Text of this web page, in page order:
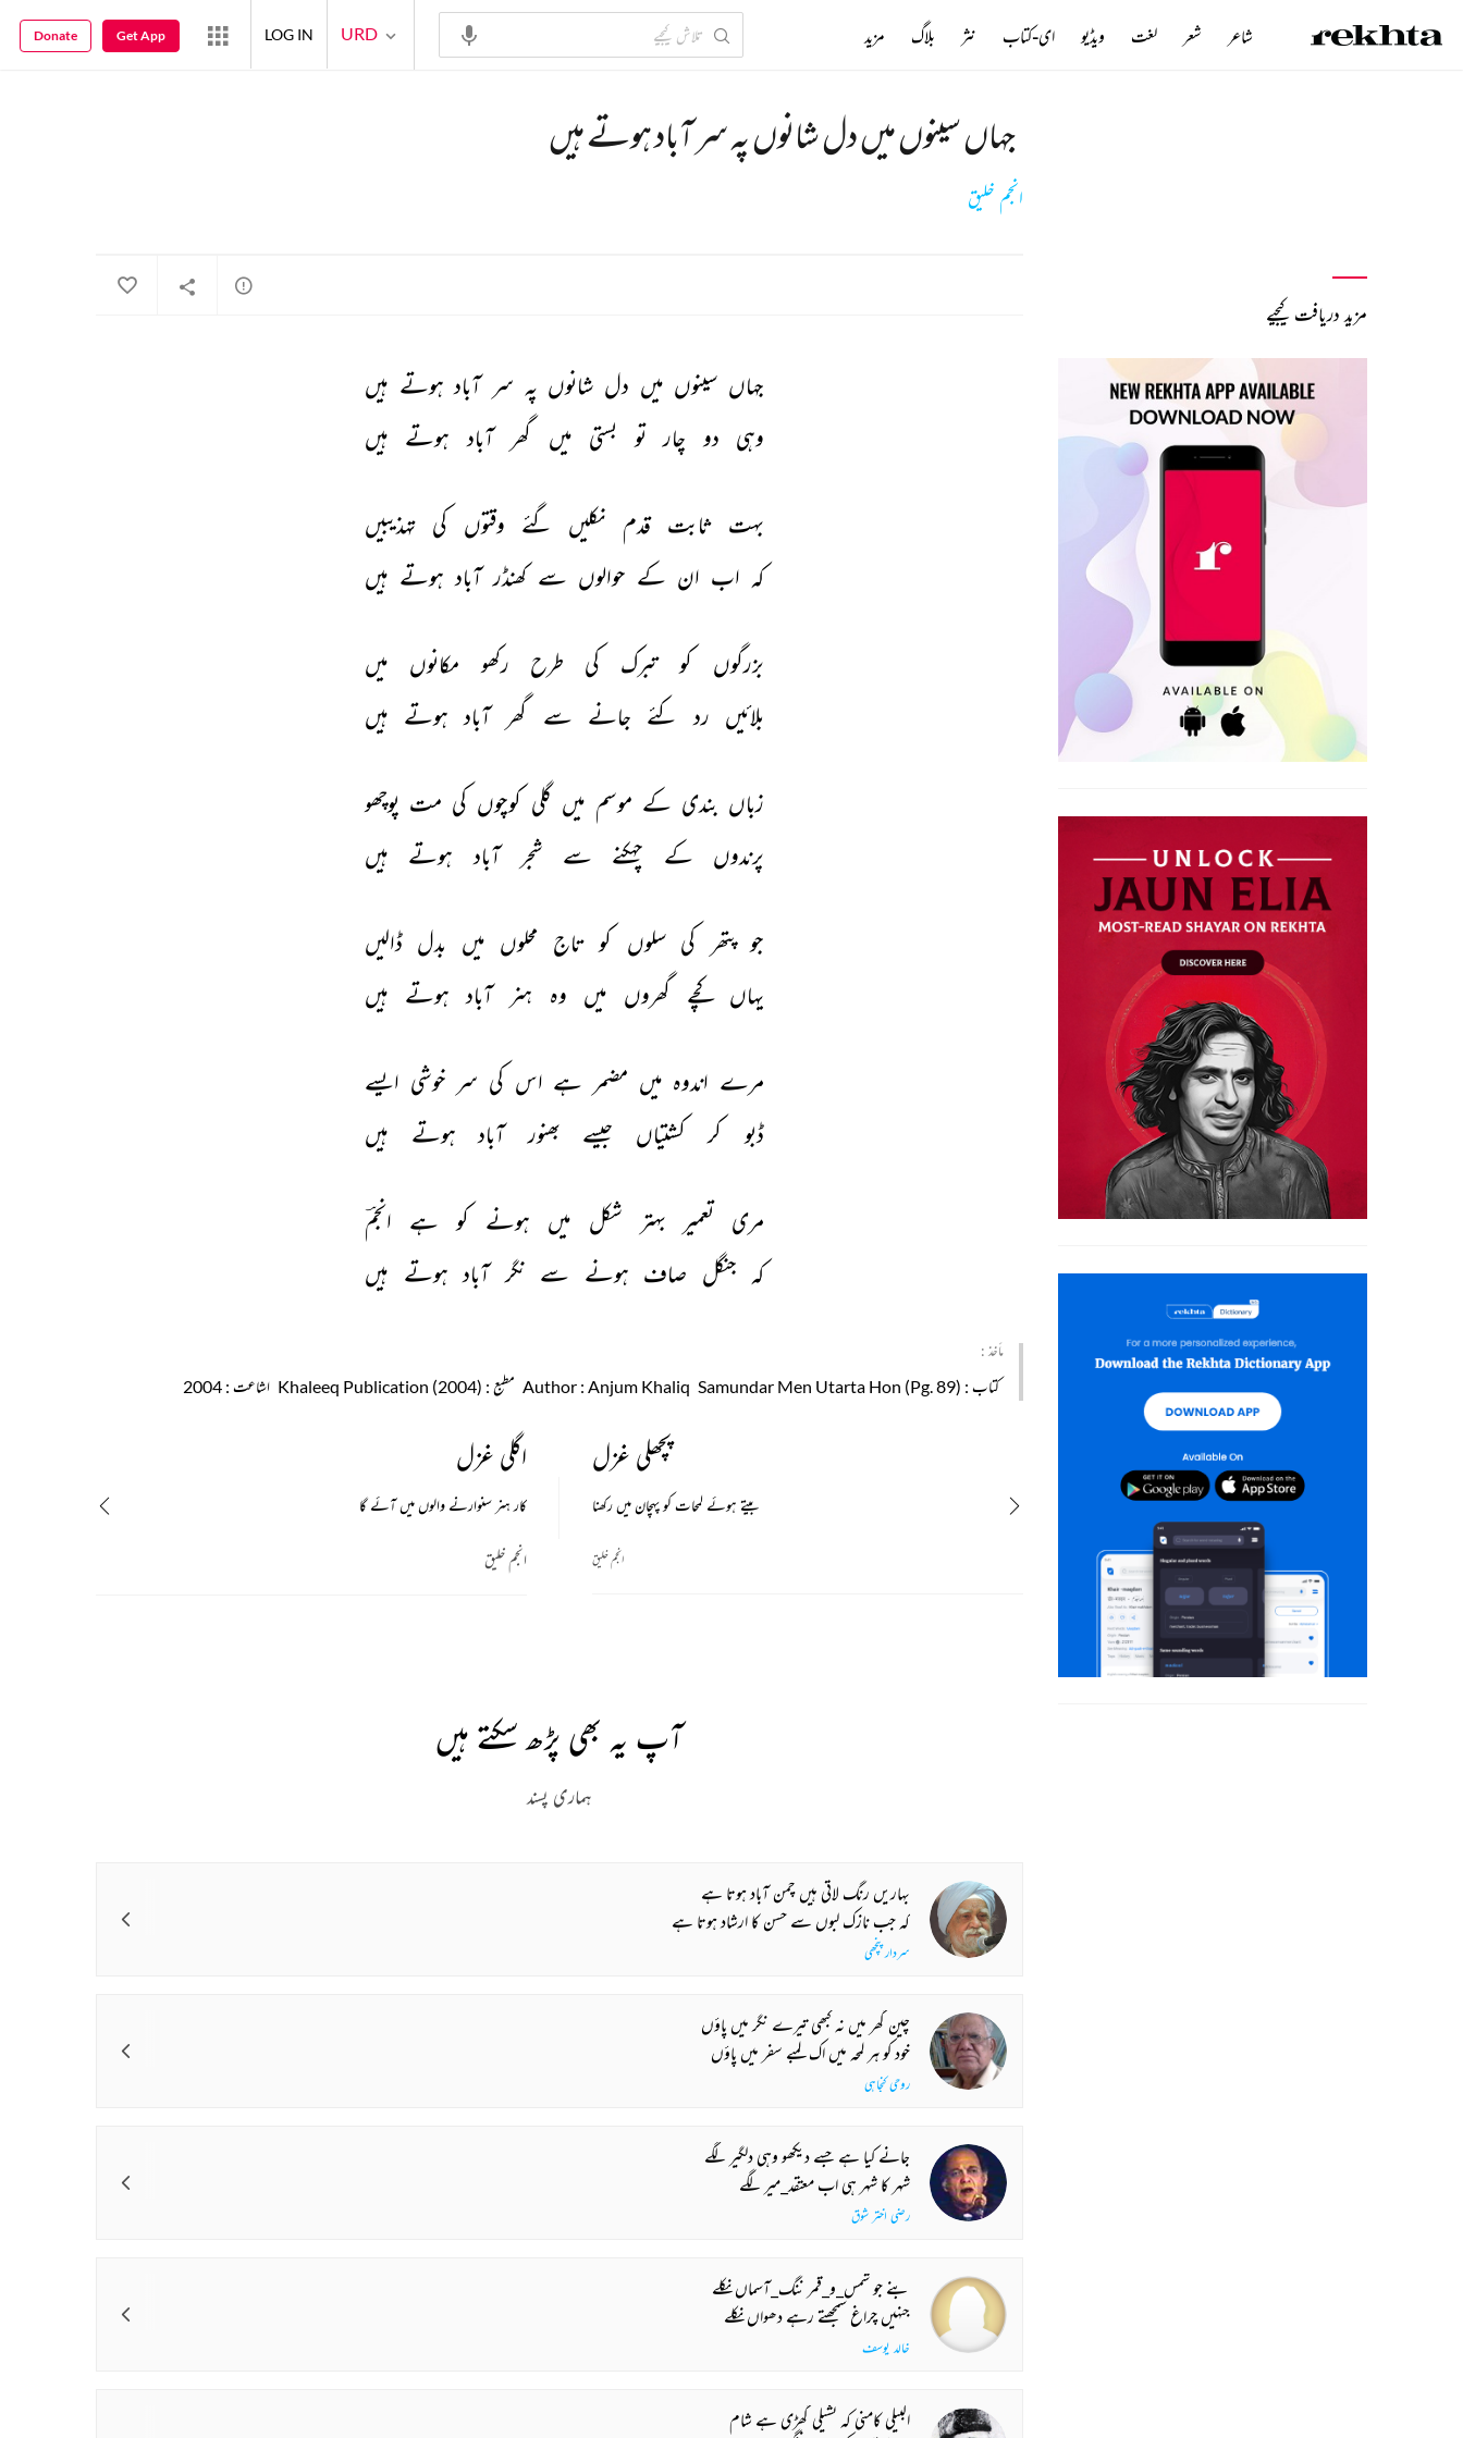
جہاں سینوں میں دل شانوں پہ سر آباد ہوتے ہیں
انجم خلیق
جہاں سینوں میں دل شانوں پہ سر آباد ہوتے ہیں
وہی دو چار تو بستی میں گھر آباد ہوتے ہیں
بہت ثابت قدم نکلیں گئے وقتوں کی تہذیبیں
کہ اب ان کے حوالوں سے کھنڈر آباد ہوتے ہیں
بزرگوں کو تبرک کی طرح رکھو مکانوں
میں
بلائیں رد کئے جانے سے گھر آباد ہوتے ہیں
زباں بندی کے موسم میں گلی کوچوں کی مت پوچھو
پرندوں
کے چہکنے سے شجر آباد ہوتے ہیں
جو پتھر کی سلوں کو تاج محلوں میں بدل ڈالیں
یہاں کچے گھروں میں وہ ہنر آباد ہوتے ہیں
مرے اندوہ میں مضمر ہے اس کی سر خوشی ایسے
ڈبو
کر کشتیاں جیسے بھنور آباد ہوتے ہیں
مری تعمیر بہتر شکل میں ہونے کو ہے
انجمؔ
کہ جنگل صاف ہونے سے نگر آباد ہوتے ہیں
مأخذ :
کتاب : Samundar Men Utarta Hon (Pg. 89)
Author : Anjum Khaliq مطبع : Khaleeq Publication (2004) اشاعت : 2004
اگلی غزل
کار ہنر سنوارنے والوں میں آئے گا
انجم خلیق
پچھلی غزل
بیتے ہوئے لمحات کو پہچان میں رکھنا
انجم خلیق
آپ یہ بھی پڑھ سکتے ہیں
ہماری پسند
بہاریں رنگ لاتی ہیں چمن آباد ہوتا ہے
کہ جب نازک لبوں سے حسن کا ارشاد ہوتا ہے
سردار پنچھی
چین گھر میں نہ کبھی تیرے نگر میں پاؤں
خود کو ہر لمحہ میں اک لمبے سفر میں پاؤں
روحی کنجاہی
جانے کیا ہے جسے دیکھو وہی دلگیر لگے
شہر کا شہر ہی اب معتقد_میر لگے
رضی اختر شوق
بنے جو شمس_و_قمر ننگ_آسماں نکلے
جنہیں چراغ سمجھتے رہے دھواں نکلے
خالد یوسف
البیلی کامنی کہ نشیلی گھڑی ہے شام
مزید دریافت کیجیے
شاعر شعر لغت ویڈیو ای-کتاب نثر بلاگ مزید URD
LOG IN
Get App
Donate